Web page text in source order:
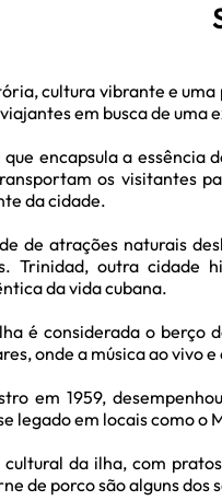
cultura vibrante e
em busca de
encapsula a
os visitantes
da cidade.
de atrações naturais
Trinidad, outra cidade
da vida cubana.
é considerada o berço
onde a música ao vivo
em 1959,
em locais como o
da ilha, com
de porco são alguns